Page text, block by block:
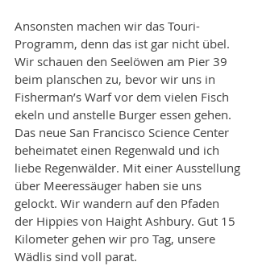
Ansonsten machen wir das Touri-
Programm, denn das ist gar nicht übel.
Wir schauen den Seelöwen am Pier 39
beim planschen zu, bevor wir uns in
Fisherman’s Warf vor dem vielen Fisch
ekeln und anstelle Burger essen gehen.
Das neue San Francisco Science Center
beheimatet einen Regenwald und ich
liebe Regenwälder. Mit einer Ausstellung
über Meeressäuger haben sie uns
gelockt. Wir wandern auf den Pfaden
der Hippies von Haight Ashbury. Gut 15
Kilometer gehen wir pro Tag, unsere
Wädlis sind voll parat.